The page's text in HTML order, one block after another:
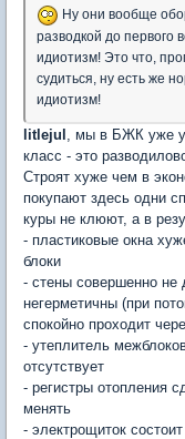
Ну они вообще
разводкой до первого
идиотизм! Это что,
судиться, ну есть же
идиотизм!
litlejul , мы в БЖК уже
класс - это
Строят хуже чем в
покупают здесь одни
куры не клюют, а в
- пластиковые окна
блоки
- стены совершенно не
негерметичны (при
спокойно проходит
- утеплитель
отсутствует
- регистры отопления
менять
- электрощиток